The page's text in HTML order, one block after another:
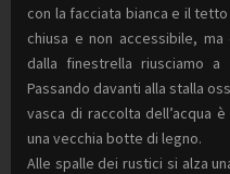
con la facciata bianca e il
chiusa e non accessibile,
dalla finestrella riusciamo a
Passando davanti alla stalla
vasca di raccolta dell’acqua
una vecchia botte di legno.
Alle spalle dei rustici si alza